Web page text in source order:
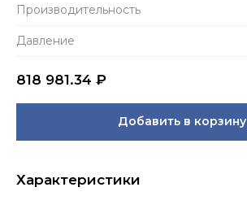
Производитель­ность
Давление
818 981.34 ₽
Добавить в корзину
Характеристики